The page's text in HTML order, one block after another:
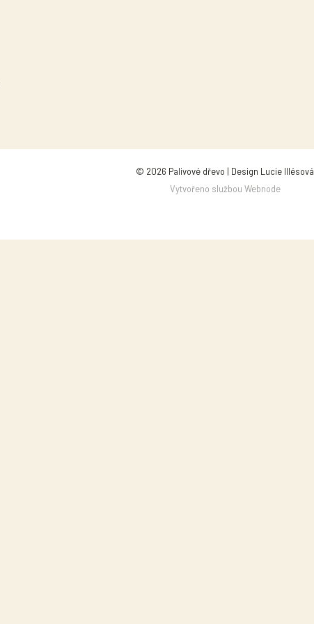
© 2026 Palivové dřevo | Design Lucie Illésová
Vytvořeno službou Webnode